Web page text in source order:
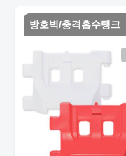
방호벽/충격흡수탱크